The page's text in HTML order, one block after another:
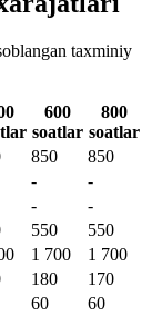
taxminiy
600
soatlar
800
soatlar
850
850
-
-
-
-
550
550
1 700
1 700
180
170
60
60